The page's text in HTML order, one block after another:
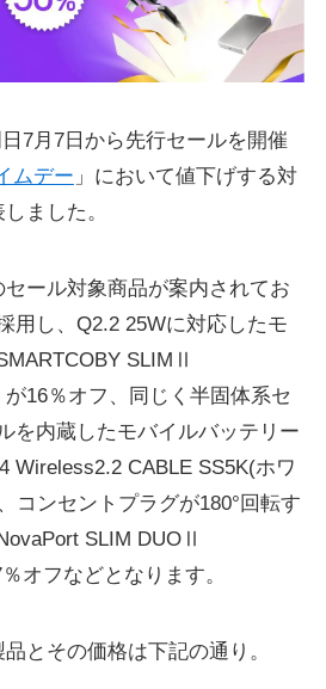
7月7日から先行セールを開催
ムデー 」において値下げする対
ました。
ール対象商品が案内されてお
用し、Q2.2 25Wに対応したモ
SLIMⅡ
16％オフ、同じく半固体系セ
を内蔵したモバイルバッテリー
Wireless2.2 CABLE SS5K(ホワ
コンセントプラグが180°回転す
SLIM DUOⅡ
オフなどとなります。
とその価格は下記の通り。